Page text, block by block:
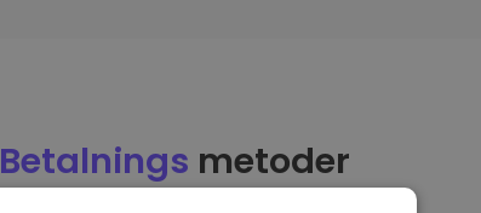
Betalnings metoder